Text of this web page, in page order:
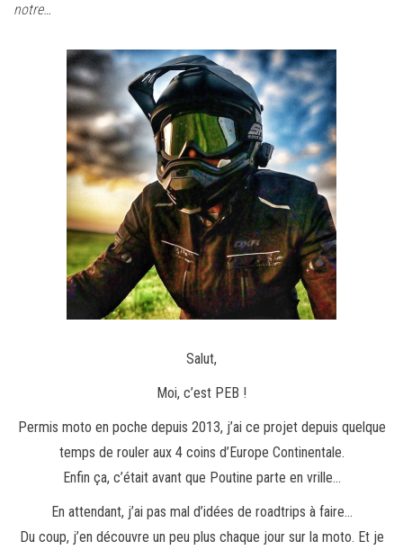
notre…
Salut,
Moi, c’est PEB !
Permis moto en poche depuis 2013, j’ai ce projet depuis quelque
temps de rouler aux 4 coins d’Europe Continentale.
Enfin ça, c’était avant que Poutine parte en vrille…
En attendant, j’ai pas mal d’idées de roadtrips à faire…
Du coup, j’en découvre un peu plus chaque jour sur la moto. Et je